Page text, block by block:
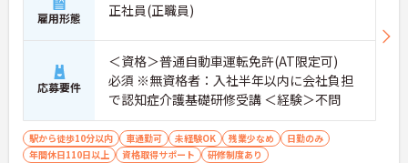
雇用形態 正社員(正職員)
応募要件
＜資格＞普通自動車運転免許(AT限定可)
必須 ※無資格者：入社半年以内に会社負担
で認知症介護基礎研修受講 ＜経験＞不問
駅から徒歩10分以内 車通勤可 未経験OK 残業少なめ
日勤のみ
年間休日110日以上
資格取得サポート
研修制度あり